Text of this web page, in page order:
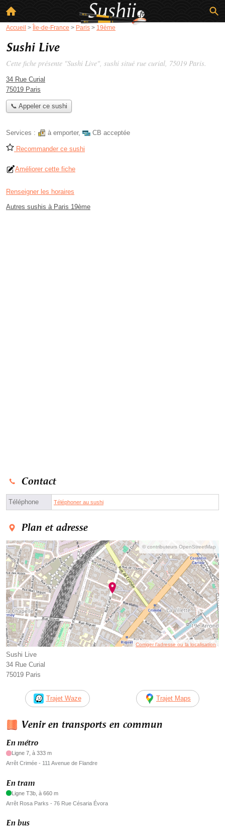
Accueil > Île-de-France > Paris > 19ème
Sushi Live
Cette fiche présente "Sushi Live", sushi situé rue curial, 75019 Paris.
34 Rue Curial
75019 Paris
📞 Appeler ce sushi
Services : à emporter, CB acceptée
Recommander ce sushi
Améliorer cette fiche
Renseigner les horaires
Autres sushis à Paris 19ème
Contact
Téléphone Téléphoner au sushi
Plan et adresse
© contributeurs OpenStreetMap
Corriger l’adresse ou la localisation
Sushi Live
34 Rue Curial
75019 Paris
Trajet Waze Trajet Maps
Venir en transports en commun
En métro
Ligne 7, à 333 m
Arrêt Crimée - 111 Avenue de Flandre
En tram
Ligne T3b, à 660 m
Arrêt Rosa Parks - 76 Rue Césaria Évora
En bus